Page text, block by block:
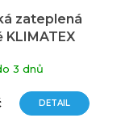
zateplená
KLIMATEX
3 dnů
DETAIL